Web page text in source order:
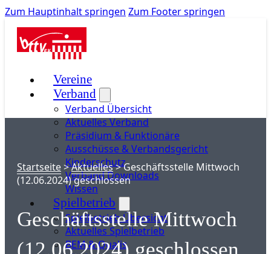
Zum Hauptinhalt springen Zum Footer springen
Vereine
Verband
Verband Übersicht
Aktuelles Verband
Präsidium & Funktionäre
Ausschüsse & Verbandsgericht
Kinderschutz
Verband Downloads
Wissen
Spielbetrieb
Spielbetrieb Übersicht
Aktuelles Spielbetrieb
BEM & Qualis
Startseite>Aktuelles>Geschäftsstelle Mittwoch
(12.06.2024) geschlossen
Geschäftsstelle Mittwoch